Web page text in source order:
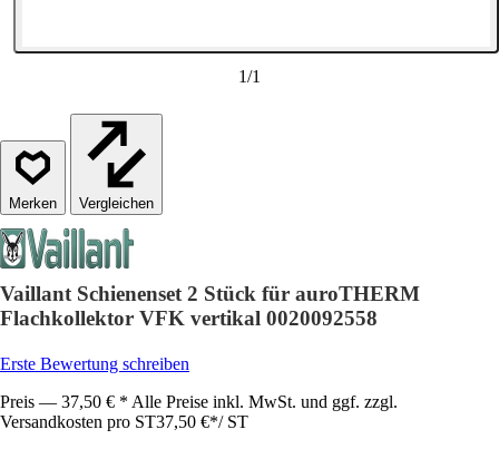
1/1
Vergleichen
Vaillant Schienenset 2 Stück für auroTHERM
Flachkollektor VFK vertikal 0020092558
Erste Bewertung schreiben
Preis — 37,50 € * Alle Preise inkl. MwSt. und ggf. zzgl.
Versandkosten pro ST37,50 €*/ ST